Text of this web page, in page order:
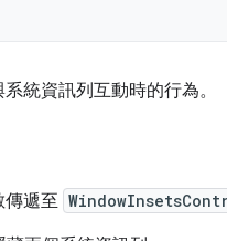
統資訊列互動時的行為。
傳遞至